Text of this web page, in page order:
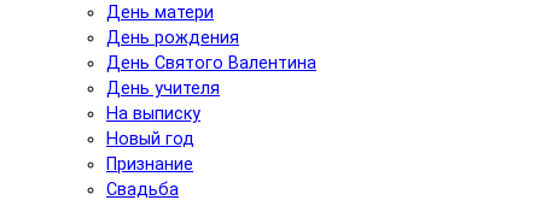
День матери
День рождения
День Святого Валентина
День учителя
На выписку
Новый год
Признание
Свадьба